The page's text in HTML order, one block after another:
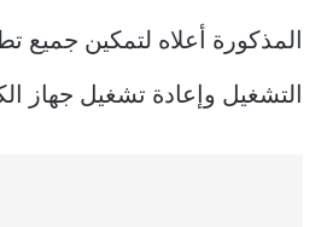
المذكورة أعلاه لتمكين جميع
التشغيل وإعادة تشغيل جهاز